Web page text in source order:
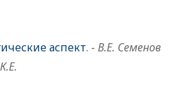
аспект. - В.Е. Семенов